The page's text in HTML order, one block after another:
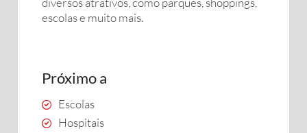
escolas e muito mais.
Próximo a
Escolas
Hospitais